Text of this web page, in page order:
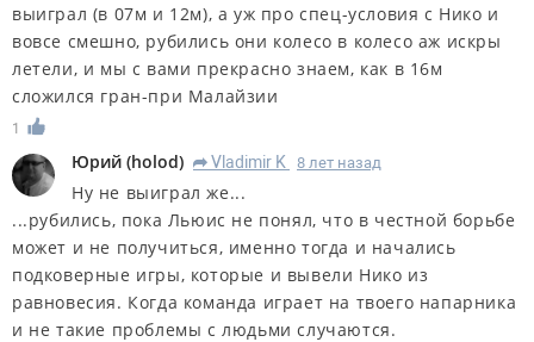
выиграл (в 07м и 12м), а уж про спец-условия с Нико и
вовсе смешно, рубились они колесо в колесо аж искры
летели, и мы с вами прекрасно знаем, как в 16м
сложился гран-при Малайзии
1
Юрий (holod) R Vladimir K 8 лет назад
Ну не выиграл же...
...рубились, пока Льюис не понял, что в честной борьбе
может и не получиться, именно тогда и начались
подковерные игры, которые и вывели Нико из
равновесия. Когда команда играет на твоего напарника
и не такие проблемы с людьми случаются.